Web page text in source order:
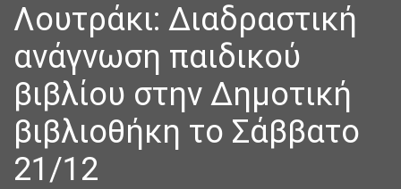
Λουτράκι: Διαδραστική
ανάγνωση παιδικού
βιβλίου στην Δημοτική
βιβλιοθήκη το Σάββατο
21/12